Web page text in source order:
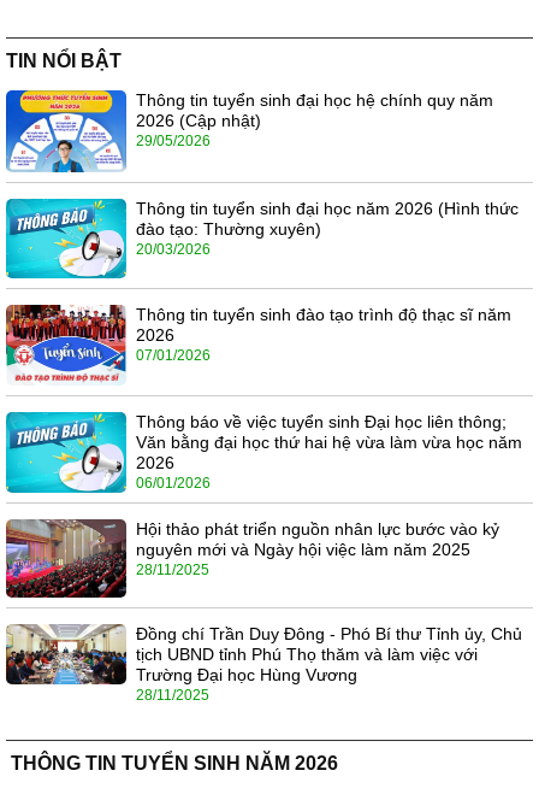
TIN NỔI BẬT
Thông tin tuyển sinh đại học hệ chính quy năm
2026 (Cập nhật)
29/05/2026
Thông tin tuyển sinh đại học năm 2026 (Hình thức
đào tạo: Thường xuyên)
20/03/2026
Thông tin tuyển sinh đào tạo trình độ thạc sĩ năm
2026
07/01/2026
Thông báo về việc tuyển sinh Đại học liên thông;
Văn bằng đại học thứ hai hệ vừa làm vừa học năm
2026
06/01/2026
Hội thảo phát triển nguồn nhân lực bước vào kỷ
nguyên mới và Ngày hội việc làm năm 2025
28/11/2025
Đồng chí Trần Duy Đông - Phó Bí thư Tỉnh ủy, Chủ
tịch UBND tỉnh Phú Thọ thăm và làm việc với
Trường Đại học Hùng Vương
28/11/2025
THÔNG TIN TUYỂN SINH NĂM 2026